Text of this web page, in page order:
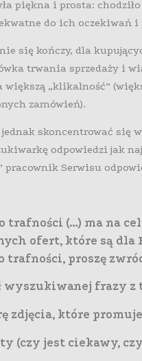
piękna i prosta:
do ich oczekiwań i
się kończy, dla
trwania sprzedaży i
„klikalność”
zamówień).
skoncentrować się
odpowiedzi jak
pracownik Serwisu
trafności (…) ma na
ofert, które są dla
trafności, proszę
wyszukiwanej frazy z
zdjęcia, które
(czy jest ciekawy,